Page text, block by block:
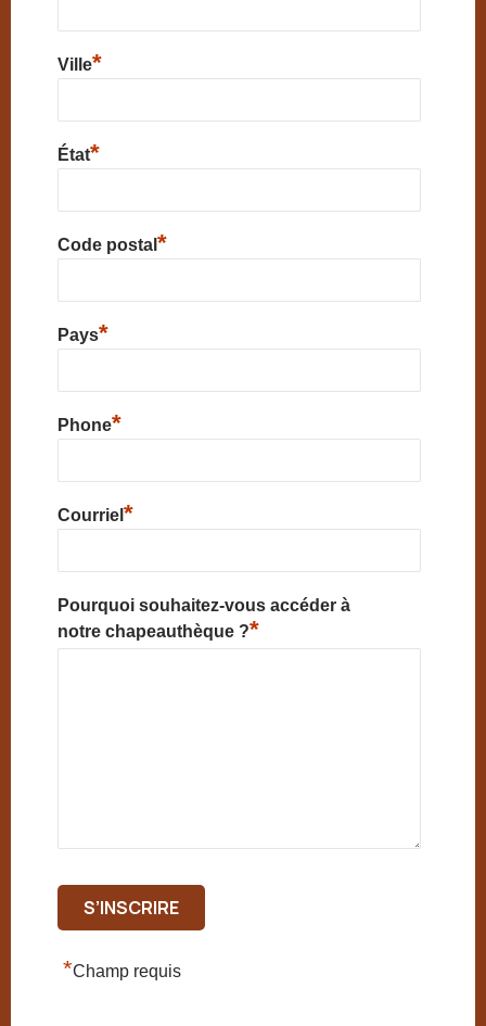
Ville*
État*
Code postal *
Pays*
Phone*
Courriel *
Pourquoi souhaitez-vous accéder à
notre chapeauthèque ?*
*Champ requis